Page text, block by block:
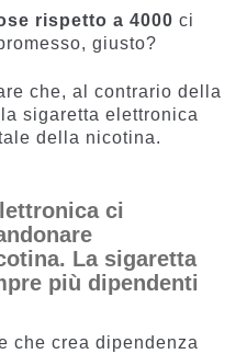
rispetto a 4000 ci
giusto?
che, al contrario della
sigaretta elettronica
della nicotina.
ci
La sigaretta
più dipendenti
che crea dipendenza